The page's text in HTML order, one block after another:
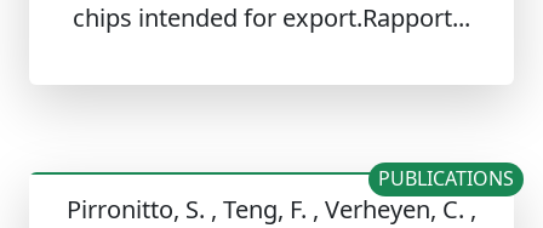
chips intended for export.Rapport...
Pirronitto, S. , Teng, F. , Verheyen, C. ,
PUBLICATIONS